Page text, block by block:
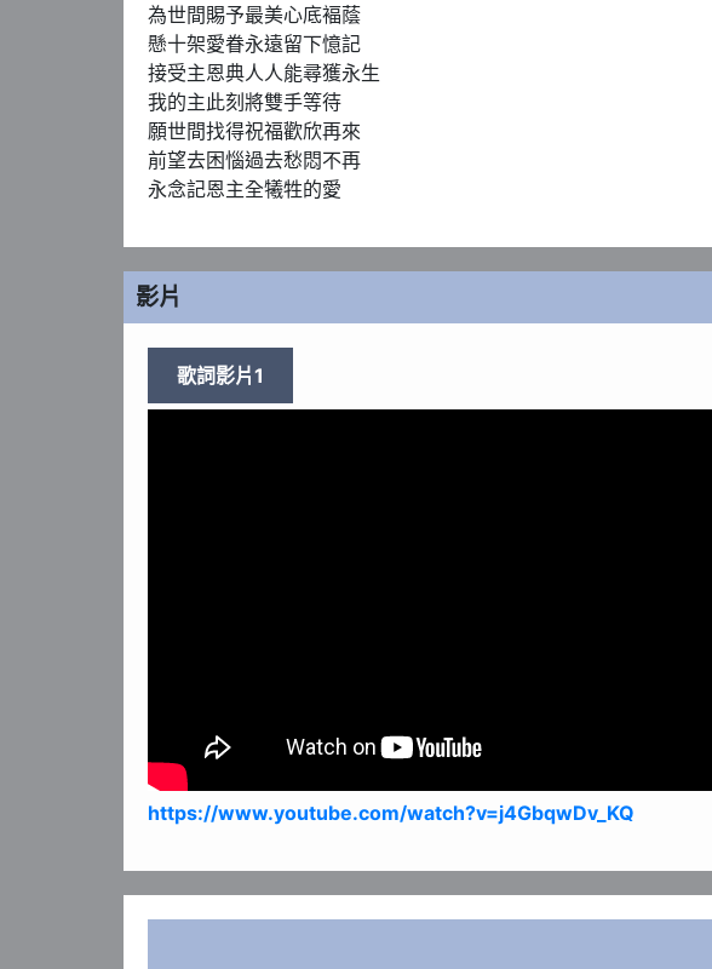
為世間賜予最美心底褔蔭
懸十架愛眷永遠留下憶記
接受主恩典人人能尋獲永生
我的主此刻將雙手等待
願世間找得祝福歡欣再來
前望去困惱過去愁悶不再
永念記恩主全犧牲的愛
影片
歌詞影片1
https://www.youtube.com/watch?v=j4GbqwDv_KQ